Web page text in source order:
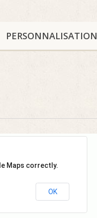
PERSONNALISATION
Maps correctly.
OK